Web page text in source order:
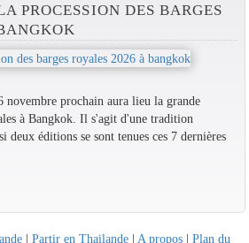
PROCESSION DES BARGES
novembre prochain aura lieu la grande
à Bangkok. Il s'agit d'une tradition
deux éditions se sont tenues ces 7 dernières
| Partir en Thailande | A propos | Plan du